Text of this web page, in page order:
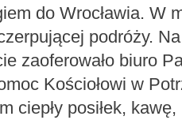
do Wrocławia. W
podróży.
zaoferowało biuro
Kościołowi w
ciepły posiłek,